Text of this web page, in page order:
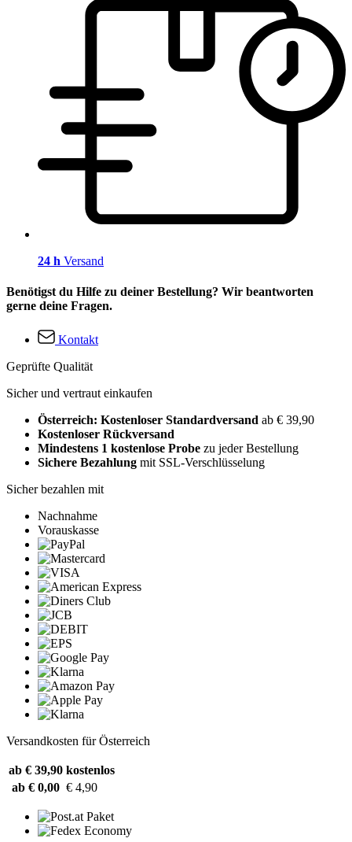
24 h Versand
Benötigst du Hilfe zu deiner Bestellung? Wir beantworten
gerne deine Fragen.
Kontakt
Geprüfte Qualität
Sicher und vertraut einkaufen
Österreich: Kostenloser Standardversand ab € 39,90
Kostenloser Rückversand
Mindestens 1 kostenlose Probe zu jeder Bestellung
Sichere Bezahlung mit SSL-Verschlüsselung
Sicher bezahlen mit
Nachnahme
Vorauskasse
Versandkosten für Österreich
ab € 39,90 kostenlos
ab € 0,00 € 4,90